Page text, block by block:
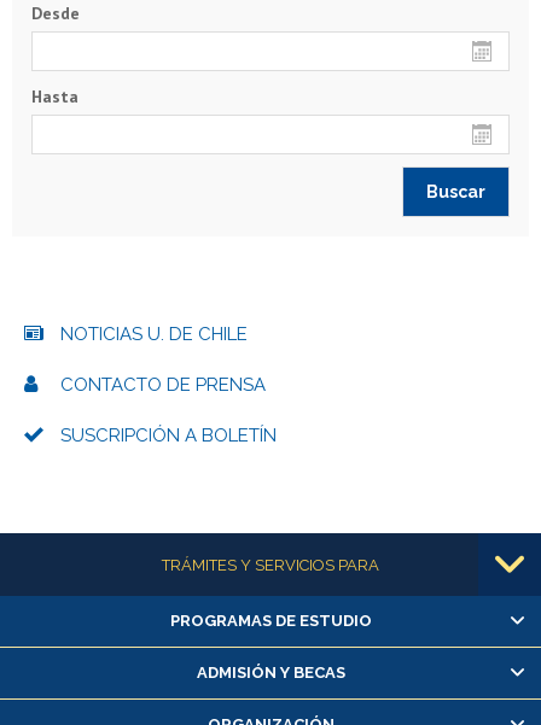
Desde
Hasta
NOTICIAS U. DE CHILE
CONTACTO DE PRENSA
SUSCRIPCIÓN A BOLETÍN
Más informaciónTRÁMITES Y SERVICIOS PARA
Alumnas/os y exalumnas/os
Matrícula en línea
Inscripción y cambio de asignaturas
PROGRAMAS DE ESTUDIO
ADMISIÓN Y BECAS